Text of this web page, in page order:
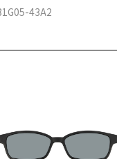
のレンズ交換について
から6か月以内に、ご購
らの【商品発送メー
43A2